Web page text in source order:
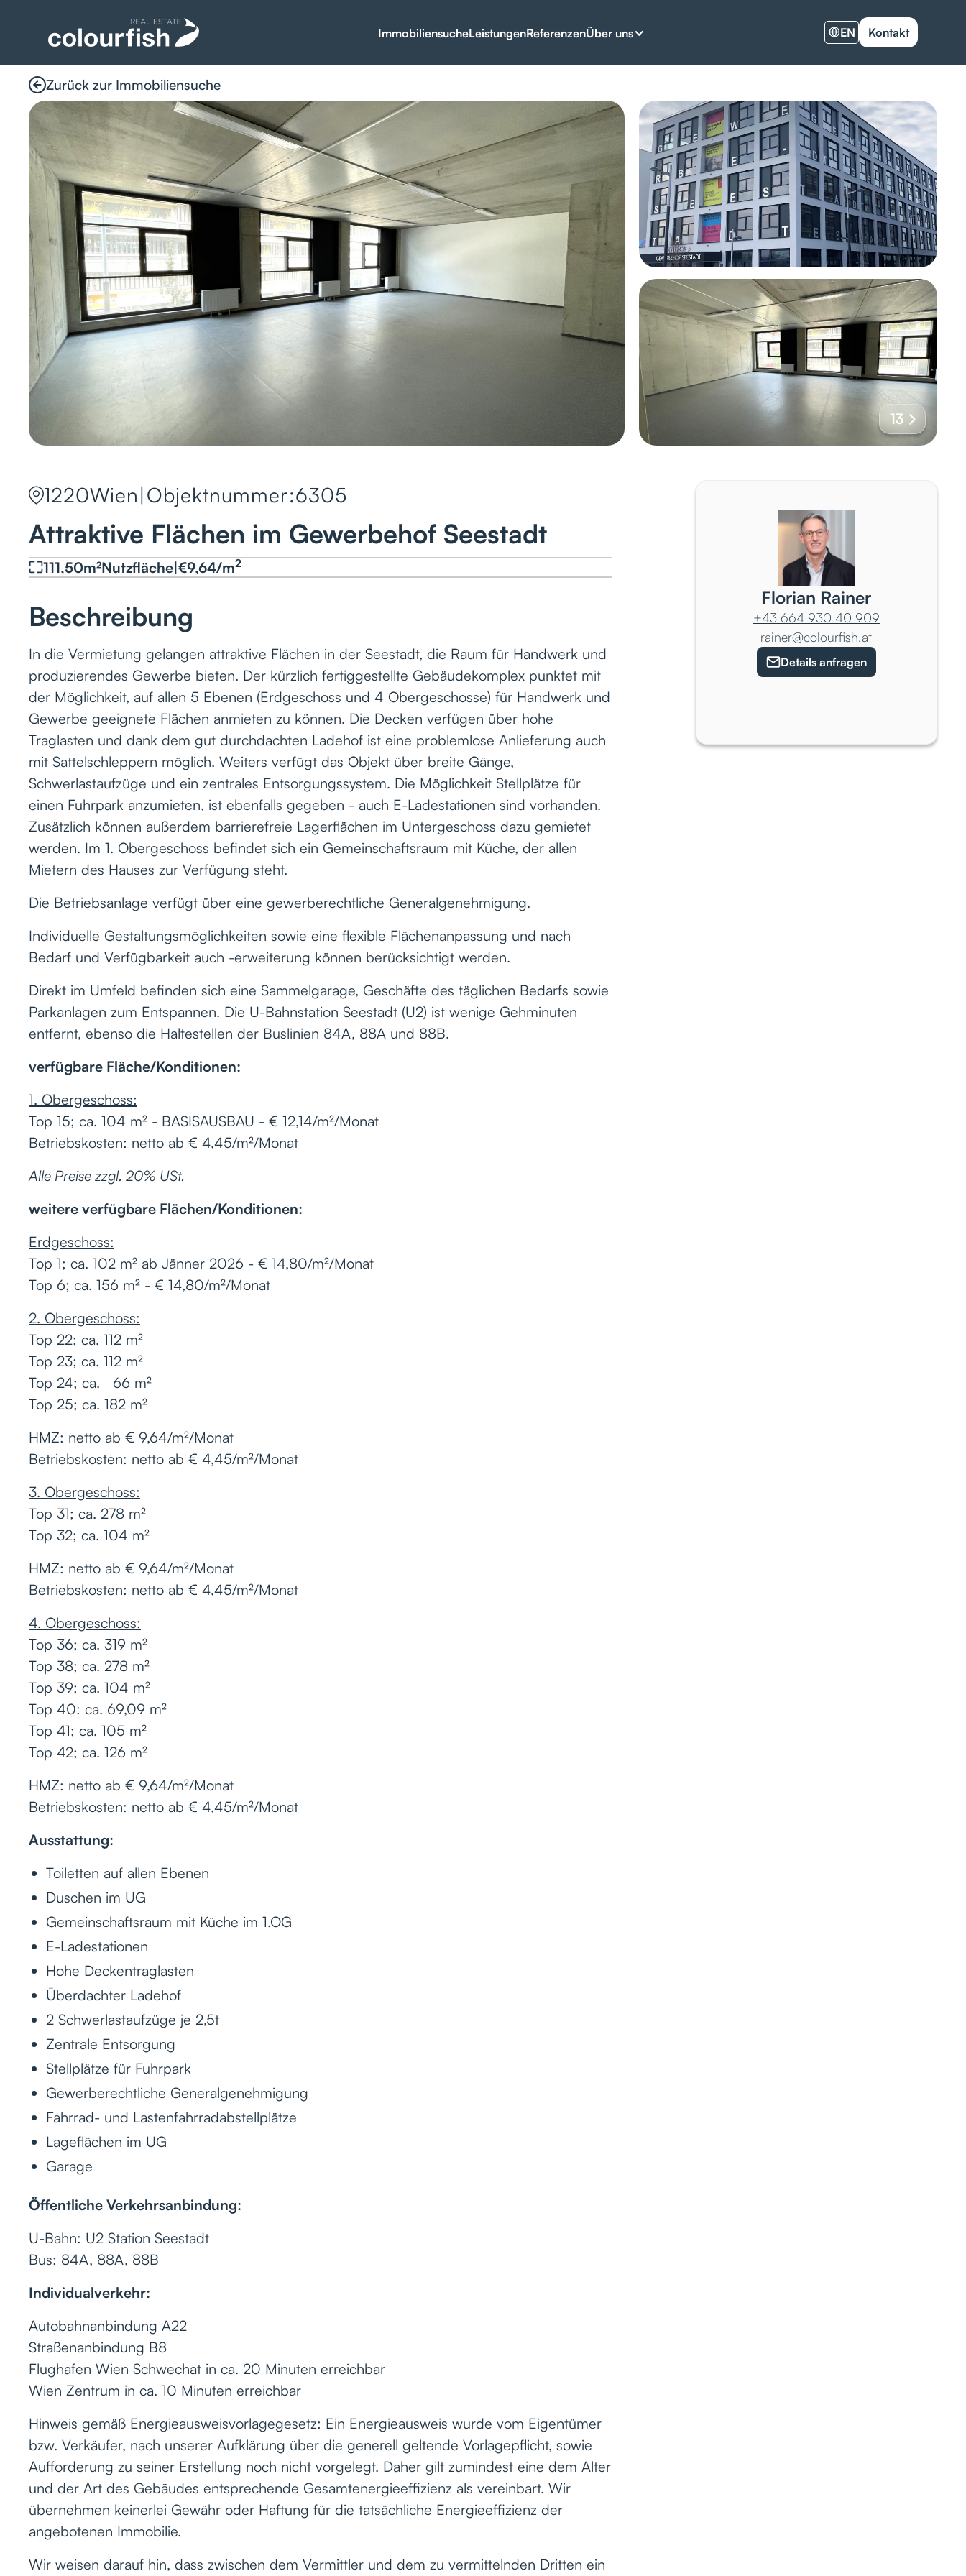
ImmobiliensucheLeistungenReferenzenÜber uns EN Kontakt
Zurück zur Immobiliensuche
13
1220Wien|Objektnummer:6305
Attraktive Flächen im Gewerbehof Seestadt
111,50m²Nutzfläche|€9,64/m2
Beschreibung
In die Vermietung gelangen attraktive Flächen in der Seestadt, die Raum für Handwerk und
produzierendes Gewerbe bieten. Der kürzlich fertiggestellte Gebäudekomplex punktet mit
der Möglichkeit, auf allen 5 Ebenen (Erdgeschoss und 4 Obergeschosse) für Handwerk und
Gewerbe geeignete Flächen anmieten zu können. Die Decken verfügen über hohe
Traglasten und dank dem gut durchdachten Ladehof ist eine problemlose Anlieferung auch
mit Sattelschleppern möglich. Weiters verfügt das Objekt über breite Gänge,
Schwerlastaufzüge und ein zentrales Entsorgungssystem. Die Möglichkeit Stellplätze für
einen Fuhrpark anzumieten, ist ebenfalls gegeben - auch E-Ladestationen sind vorhanden.
Zusätzlich können außerdem barrierefreie Lagerflächen im Untergeschoss dazu gemietet
werden. Im 1. Obergeschoss befindet sich ein Gemeinschaftsraum mit Küche, der allen
Mietern des Hauses zur Verfügung steht.
Die Betriebsanlage verfügt über eine gewerberechtliche Generalgenehmigung.
Individuelle Gestaltungsmöglichkeiten sowie eine flexible Flächenanpassung und nach
Bedarf und Verfügbarkeit auch -erweiterung können berücksichtigt werden.
Direkt im Umfeld befinden sich eine Sammelgarage, Geschäfte des täglichen Bedarfs sowie
Parkanlagen zum Entspannen. Die U-Bahnstation Seestadt (U2) ist wenige Gehminuten
entfernt, ebenso die Haltestellen der Buslinien 84A, 88A und 88B.
verfügbare Fläche/Konditionen:
1. Obergeschoss:
Top 15; ca. 104 m² - BASISAUSBAU - € 12,14/m²/Monat
Betriebskosten: netto ab € 4,45/m²/Monat
Alle Preise zzgl. 20% USt.
weitere verfügbare Flächen/Konditionen:
Erdgeschoss:
Top 1; ca. 102 m² ab Jänner 2026 - € 14,80/m²/Monat
Top 6; ca. 156 m² - € 14,80/m²/Monat
2. Obergeschoss:
Top 22; ca. 112 m²
Top 23; ca. 112 m²
Top 24; ca. 66 m²
Top 25; ca. 182 m²
HMZ: netto ab € 9,64/m²/Monat
Betriebskosten: netto ab € 4,45/m²/Monat
3. Obergeschoss:
Top 31; ca. 278 m²
Top 32; ca. 104 m²
HMZ: netto ab € 9,64/m²/Monat
Betriebskosten: netto ab € 4,45/m²/Monat
4. Obergeschoss:
Top 36; ca. 319 m²
Top 38; ca. 278 m²
Top 39; ca. 104 m²
Top 40: ca. 69,09 m²
Top 41; ca. 105 m²
Top 42; ca. 126 m²
HMZ: netto ab € 9,64/m²/Monat
Betriebskosten: netto ab € 4,45/m²/Monat
Ausstattung:
Toiletten auf allen Ebenen
Duschen im UG
Gemeinschaftsraum mit Küche im 1.OG
E-Ladestationen
Hohe Deckentraglasten
Überdachter Ladehof
2 Schwerlastaufzüge je 2,5t
Zentrale Entsorgung
Stellplätze für Fuhrpark
Gewerberechtliche Generalgenehmigung
Fahrrad- und Lastenfahrradabstellplätze
Lageflächen im UG
Garage
Öffentliche Verkehrsanbindung:
U-Bahn: U2 Station Seestadt
Bus: 84A, 88A, 88B
Individualverkehr:
Autobahnanbindung A22
Straßenanbindung B8
Flughafen Wien Schwechat in ca. 20 Minuten erreichbar
Wien Zentrum in ca. 10 Minuten erreichbar
Hinweis gemäß Energieausweisvorlagegesetz: Ein Energieausweis wurde vom Eigentümer
bzw. Verkäufer, nach unserer Aufklärung über die generell geltende Vorlagepflicht, sowie
Aufforderung zu seiner Erstellung noch nicht vorgelegt. Daher gilt zumindest eine dem Alter
und der Art des Gebäudes entsprechende Gesamtenergieeffizienz als vereinbart. Wir
übernehmen keinerlei Gewähr oder Haftung für die tatsächliche Energieeffizienz der
angebotenen Immobilie.
Wir weisen darauf hin, dass zwischen dem Vermittler und dem zu vermittelnden Dritten ein
Florian Rainer
+43 664 930 40 909
rainer@colourfish.at
Details anfragen